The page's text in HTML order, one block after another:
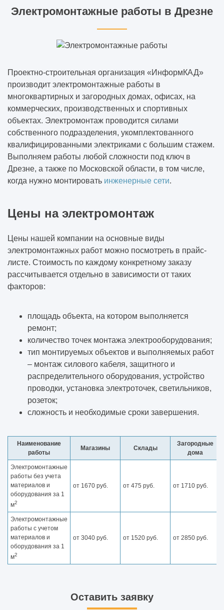
Электромонтажные работы в Дрезне
Проектно-строительная организация «ИнформКАД»
производит электромонтажные работы в
многоквартирных и загородных домах, офисах, на
коммерческих, производственных и спортивных
объектах. Электромонтаж проводится силами
собственного подразделения, укомплектованного
квалифицированными электриками с большим стажем.
Выполняем работы любой сложности под ключ в
Дрезне, а также по Московской области, в том числе,
когда нужно монтировать инженерные сети.
Цены на электромонтаж
Цены нашей компании на основные виды
электромонтажных работ можно посмотреть в прайс-
листе. Стоимость по каждому конкретному заказу
рассчитывается отдельно в зависимости от таких
факторов:
площадь объекта, на котором выполняется
ремонт;
количество точек монтажа электрооборудования;
тип монтируемых объектов и выполняемых работ
– монтаж силового кабеля, защитного и
распределительного оборудования, устройство
проводки, установка электроточек, светильников,
розеток;
сложность и необходимые сроки завершения.
Наименование
работы
Магазины Склады
Загородные
дома
Электромонтажные
работы без учета
материалов и
оборудования за 1
м2
от 1670 руб. от 475 руб. от 1710 руб.
Электромонтажные
работы с учетом
материалов и
оборудования за 1
м2
от 3040 руб. от 1520 руб. от 2850 руб.
Оставить заявку